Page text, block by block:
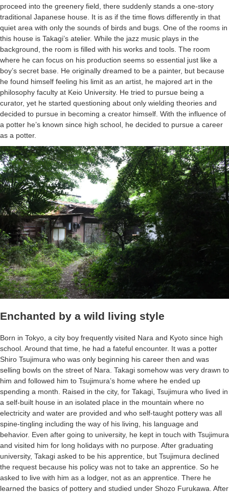
proceed into the greenery field, there suddenly stands a one-story
traditional Japanese house. It is as if the time flows differently in that
quiet area with only the sounds of birds and bugs. One of the rooms in
this house is Takagi’s atelier. While the jazz music plays in the
background, the room is filled with his works and tools. The room
where he can focus on his production seems so essential just like a
boy’s secret base. He originally dreamed to be a painter, but because
he found himself feeling his limit as an artist, he majored art in the
philosophy faculty at Keio University. He tried to pursue being a
curator, yet he started questioning about only wielding theories and
decided to pursue in becoming a creator himself. With the influence of
a potter he’s known since high school, he decided to pursue a career
as a potter.
Enchanted by a wild living style
Born in Tokyo, a city boy frequently visited Nara and Kyoto since high
school. Around that time, he had a fateful encounter. It was a potter
Shiro Tsujimura who was only beginning his career then and was
selling bowls on the street of Nara. Takagi somehow was very drawn to
him and followed him to Tsujimura’s home where he ended up
spending a month. Raised in the city, for Takagi, Tsujimura who lived in
a self-built house in an isolated place in the mountain where no
electricity and water are provided and who self-taught pottery was all
spine-tingling including the way of his living, his language and
behavior. Even after going to university, he kept in touch with Tsujimura
and visited him for long holidays with no purpose. After graduating
university, Takagi asked to be his apprentice, but Tsujimura declined
the request because his policy was not to take an apprentice. So he
asked to live with him as a lodger, not as an apprentice. There he
learned the basics of pottery and studied under Shozo Furukawa. After